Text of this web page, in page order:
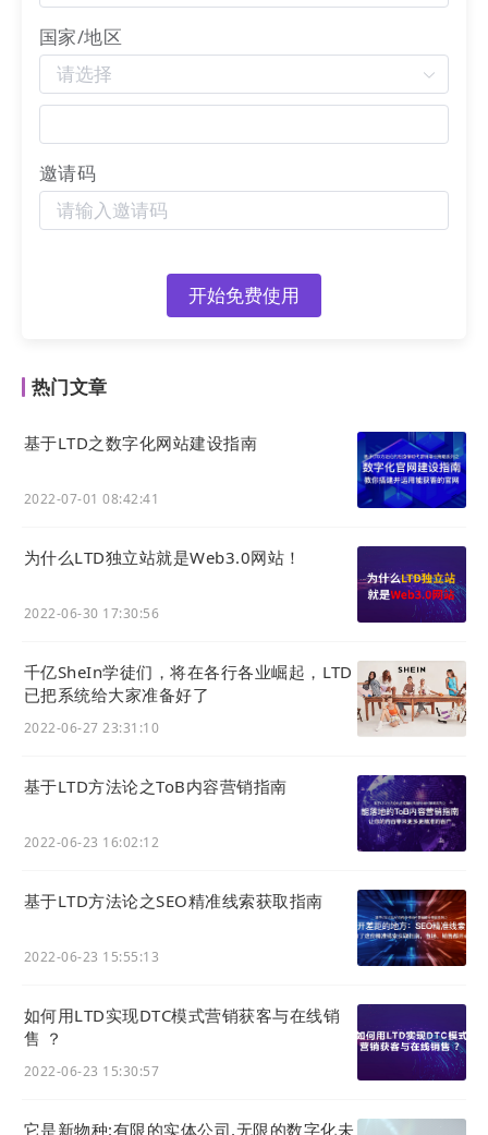
这是海外衍生出D2C/DTC（Director to
Consumer，直连消费者）商业模式的基础，而你会
发现，本土在主推D2C浪潮的似乎更多是平台，这就
“贼喊捉贼”？
不能放弃思考，任由平台来给我们定义「私域」这个
国家/地区
邀请码
开始免费使用
热门文章
基于LTD之数字化网站建设指南
2022-07-01 08:42:41
为什么LTD独立站就是Web3.0网站！
2022-06-30 17:30:56
千亿SheIn学徒们，将在各行各业崛起，LTD
已把系统给大家准备好了
2022-06-27 23:31:10
基于LTD方法论之ToB内容营销指南
2022-06-23 16:02:12
基于LTD方法论之SEO精准线索获取指南
2022-06-23 15:55:13
如何用LTD实现DTC模式营销获客与在线销
售 ？
2022-06-23 15:30:57
它是新物种:有限的实体公司,无限的数字化未